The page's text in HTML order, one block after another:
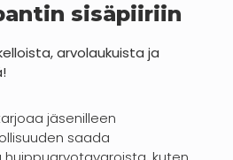
sisäpiiriin
arvolaukuista ja
jäsenilleen
saada